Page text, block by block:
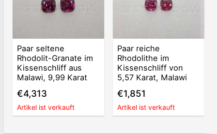
Paar seltene
Rhodolit-Granate im
Kissenschliff aus
Malawi, 9,99 Karat
€4,313
Artikel ist verkauft
Paar reiche
Rhodolithe im
Kissenschliff von
5,57 Karat, Malawi
€1,851
Artikel ist verkauft